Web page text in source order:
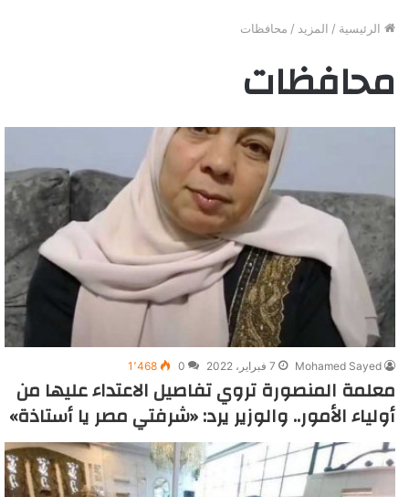
الرئيسية / المزيد / محافظات
محافظات
Mohamed Sayed 7 فبراير، 2022 0 1٬468
معلمة المنصورة تروي تفاصيل الاعتداء عليها من
أولياء الأمور.. والوزير يرد: «شرفتي مصر يا أستاذة»